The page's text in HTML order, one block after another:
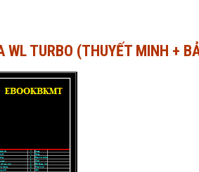
TURBO (THUYẾT MINH +